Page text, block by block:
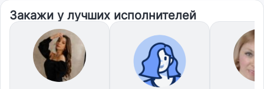
Закажи у лучших исполнителей